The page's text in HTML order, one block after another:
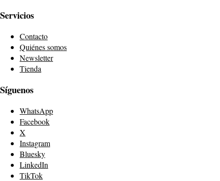
Servicios
Contacto
Quiénes somos
Newsletter
Tienda
Síguenos
WhatsApp
Facebook
X
Instagram
Bluesky
LinkedIn
TikTok